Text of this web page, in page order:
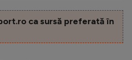
ca sursă preferată în